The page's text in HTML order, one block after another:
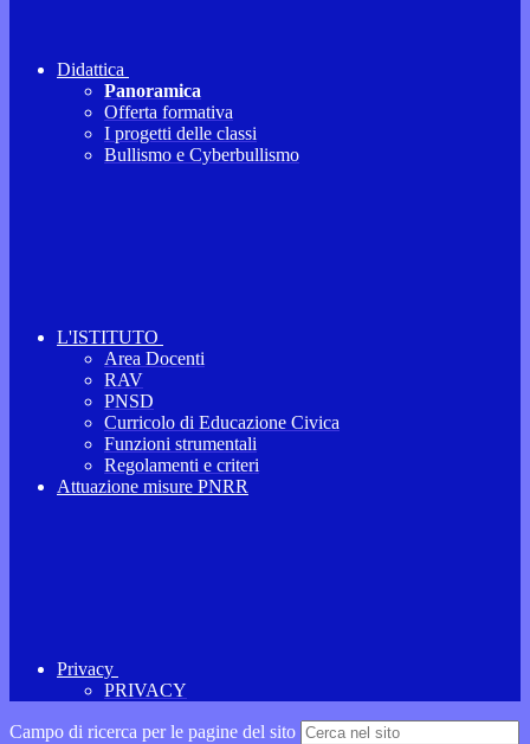
Didattica
Panoramica
Offerta formativa
I progetti delle classi
Bullismo e Cyberbullismo
L'ISTITUTO
Area Docenti
RAV
PNSD
Curricolo di Educazione Civica
Funzioni strumentali
Regolamenti e criteri
Attuazione misure PNRR
Privacy
PRIVACY
Campo di ricerca per le pagine del sito